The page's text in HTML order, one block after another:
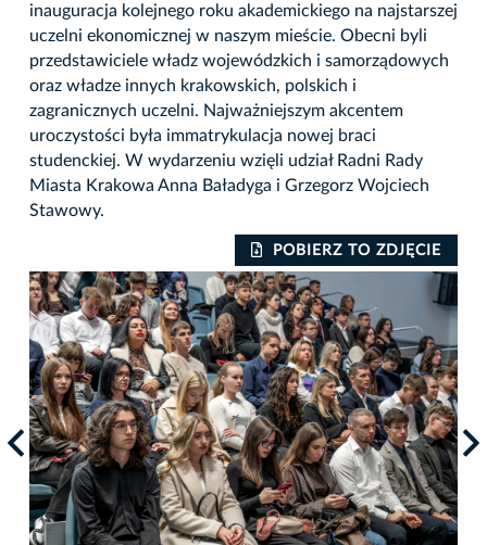
inauguracja kolejnego roku akademickiego na najstarszej
uczelni ekonomicznej w naszym mieście. Obecni byli
przedstawiciele władz wojewódzkich i samorządowych
oraz władze innych krakowskich, polskich i
zagranicznych uczelni. Najważniejszym akcentem
uroczystości była immatrykulacja nowej braci
studenckiej. W wydarzeniu wzięli udział Radni Rady
Miasta Krakowa Anna Baładyga i Grzegorz Wojciech
Stawowy.
POBIERZ TO ZDJĘCIE